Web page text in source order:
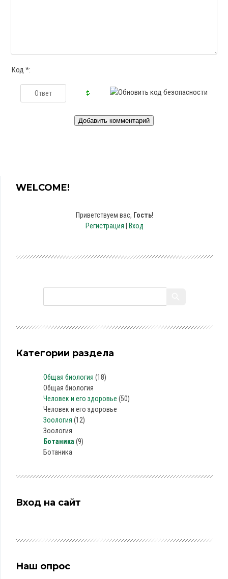
Код *:
WELCOME!
Приветствуем вас, Гость!
Регистрация
Вход
Категории раздела
Общая биология (18)
Общая биология
Человек и его здоровье (50)
Человек и его здоровье
Зоология (12)
Зоология
Ботаника (9)
Ботаника
Вход на сайт
Наш опрос